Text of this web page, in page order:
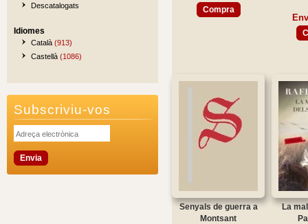
Descatalogats
Idiomes
Català (913)
Castellà (1086)
Subscriviu-vos
Compra
Senyals de guerra a
Montsant
La